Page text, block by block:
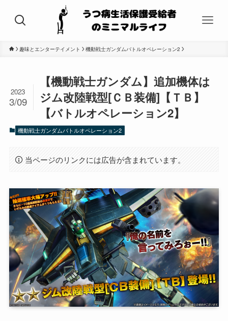
趣味とエンターテイメント 機動戦士ガンダムバトルオペレーション2
【機動戦士ガンダム】追加機体は
ジム改陸戦型[ＣＢ装備]【ＴＢ】
【バトルオペレーション2】
2023
3/09
機動戦士ガンダムバトルオペレーション2
当ページのリンクには広告が含まれています。